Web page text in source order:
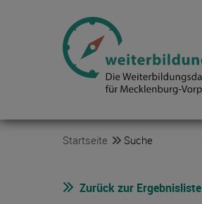
Startseite Suche
Zurück zur Ergebnisliste